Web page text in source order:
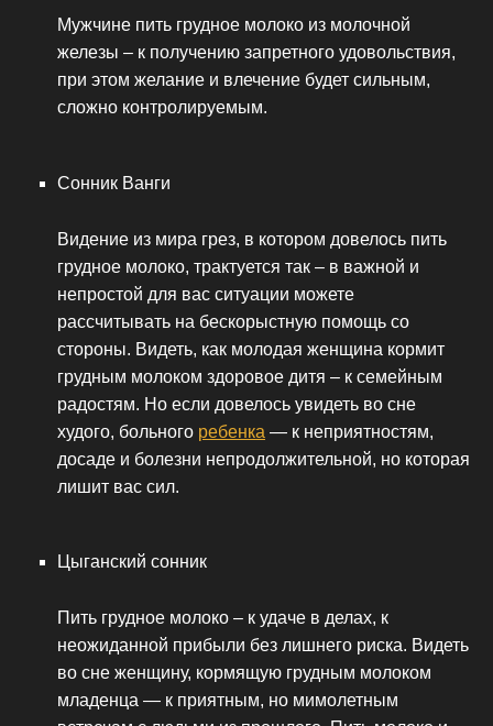
Мужчине пить грудное молоко из молочной
железы – к получению запретного удовольствия,
при этом желание и влечение будет сильным,
сложно контролируемым.
Сонник Ванги
Видение из мира грез, в котором довелось пить
грудное молоко, трактуется так – в важной и
непростой для вас ситуации можете
рассчитывать на бескорыстную помощь со
стороны. Видеть, как молодая женщина кормит
грудным молоком здоровое дитя – к семейным
радостям. Но если довелось увидеть во сне
худого, больного ребенка — к неприятностям,
досаде и болезни непродолжительной, но которая
лишит вас сил.
Цыганский сонник
Пить грудное молоко – к удаче в делах, к
неожиданной прибыли без лишнего риска. Видеть
во сне женщину, кормящую грудным молоком
младенца — к приятным, но мимолетным